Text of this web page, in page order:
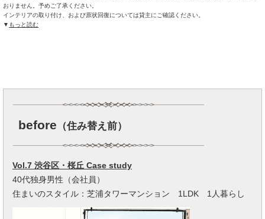
おりません。予めご了承ください。
インテリアの取り付け、および原状回復については貸主にご確認ください。
▼ もっと読む
before （住み替え前）
Vol.7 渋谷区・桜丘 Case study
40代独身男性（会社員）
住まいのスタイル：芝浦タワーマンション 1LDK 1人暮らし